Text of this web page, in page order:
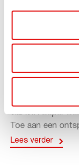
ViaAVIA
ViaLuxury
ViaAVIA Super
Toe aan een
Lees verder